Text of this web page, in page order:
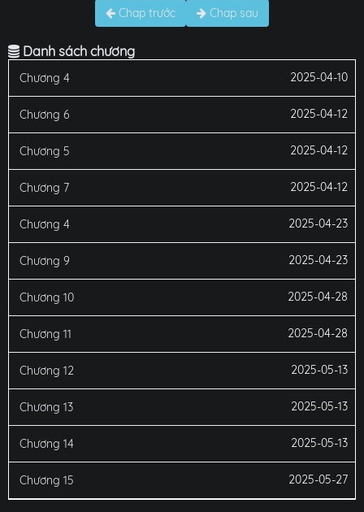
Chap trước Chap sau
Danh sách chương
Chương 4 2025-04-10
Chương 6 2025-04-12
Chương 5 2025-04-12
Chương 7 2025-04-12
Chương 4 2025-04-23
Chương 9 2025-04-23
Chương 10 2025-04-28
Chương 11 2025-04-28
Chương 12 2025-05-13
Chương 13 2025-05-13
Chương 14 2025-05-13
Chương 15 2025-05-27